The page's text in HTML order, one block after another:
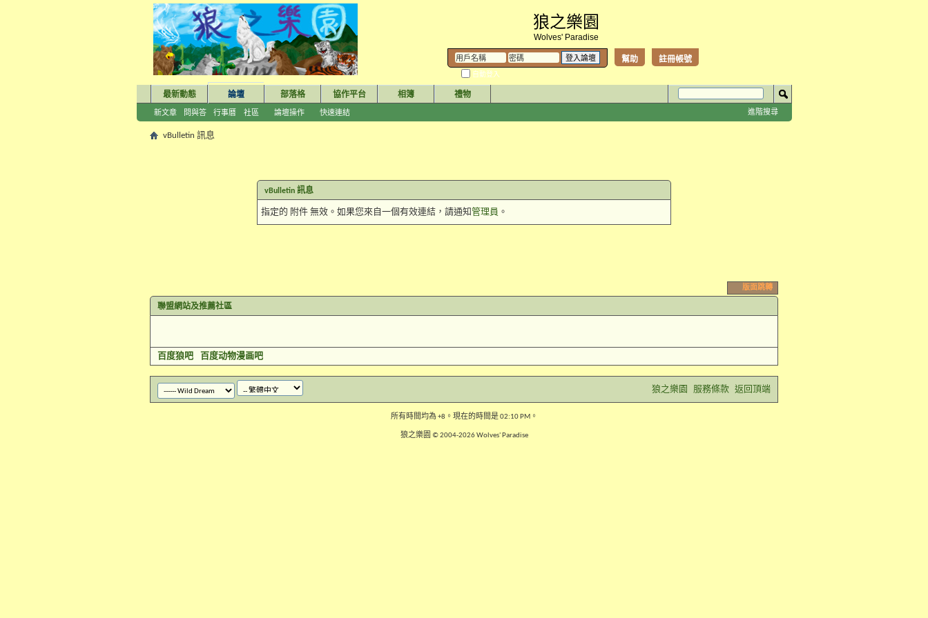
狼之樂園
Wolves' Paradise
註冊帳號
幫助
自動登入
最新動態 論壇
新文章 問與答 行事曆 社區 論壇操作 快速連結
部落格 協作平台 相簿 禮物
進階搜尋
vBulletin 訊息
vBulletin 訊息
指定的 附件 無效。如果您來自一個有效連結，請通知管理員 。
版面跳轉
聯盟網站及推薦社區
百度狼吧 百度动物漫画吧
狼之樂園 服務條款 返回頂端
所有時間均為+8 。現在的時間是02:10 PM 。
狼之樂園 © 2004-2026 Wolves' Paradise